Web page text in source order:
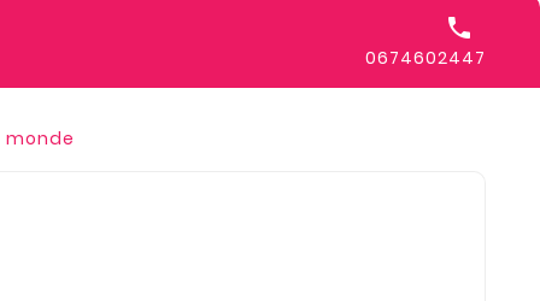

0674602447
monde